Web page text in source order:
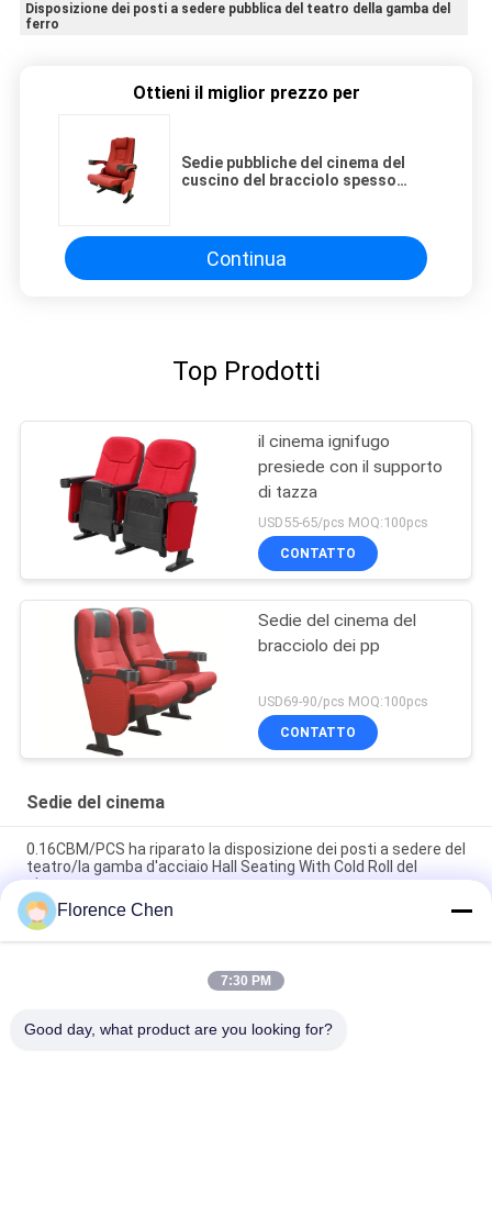
Disposizione dei posti a sedere pubblica del teatro della gamba del
ferro
Ottieni il miglior prezzo per
Sedie pubbliche del cinema del
cuscino del bracciolo spesso
Continua
Top Prodotti
il cinema ignifugo
presiede con il supporto
di tazza
USD55-65/pcs MOQ:100pcs
CONTATTO
Sedie del cinema del
bracciolo dei pp
USD69-90/pcs MOQ:100pcs
CONTATTO
Sedie del cinema
0.16CBM/PCS ha riparato la disposizione dei posti a sedere del
teatro/la gamba d'acciaio Hall Seating With Cold Roll del
cinema
Il cinema ergonomico di approvazione di iso di progettazione
presiede fisso
Il teatro a prova di fuoco del tessuto mette/disposizione dei
Florence Chen
7:30 PM
Good day, what product are you looking for?